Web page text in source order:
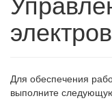
Для обеспечения
выполните